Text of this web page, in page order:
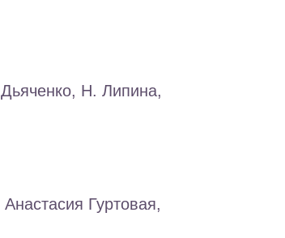
Н. Липина,
Гуртовая,